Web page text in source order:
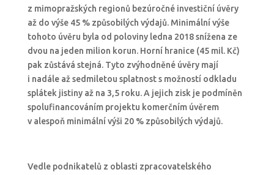
z mimopražských regionů bezúročné investiční úvěry
až do výše 45 % způsobilých výdajů. Minimální výše
tohoto úvěru byla od poloviny ledna 2018 snížena ze
dvou na jeden milion korun. Horní hranice (45 mil. Kč)
pak zůstává stejná. Tyto zvýhodněné úvěry mají
i nadále až sedmiletou splatnost s možností odkladu
splátek jistiny až na 3,5 roku. A jejich zisk je podmíněn
spolufinancováním projektu komerčním úvěrem
v alespoň minimální výši 20 % způsobilých výdajů.
Vedle podnikatelů z oblasti zpracovatelského